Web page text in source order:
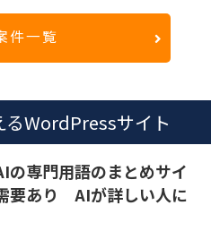
件一覧
るWordPressサイト
の専門用語のまとめサイ
要あり AIが詳しい人に